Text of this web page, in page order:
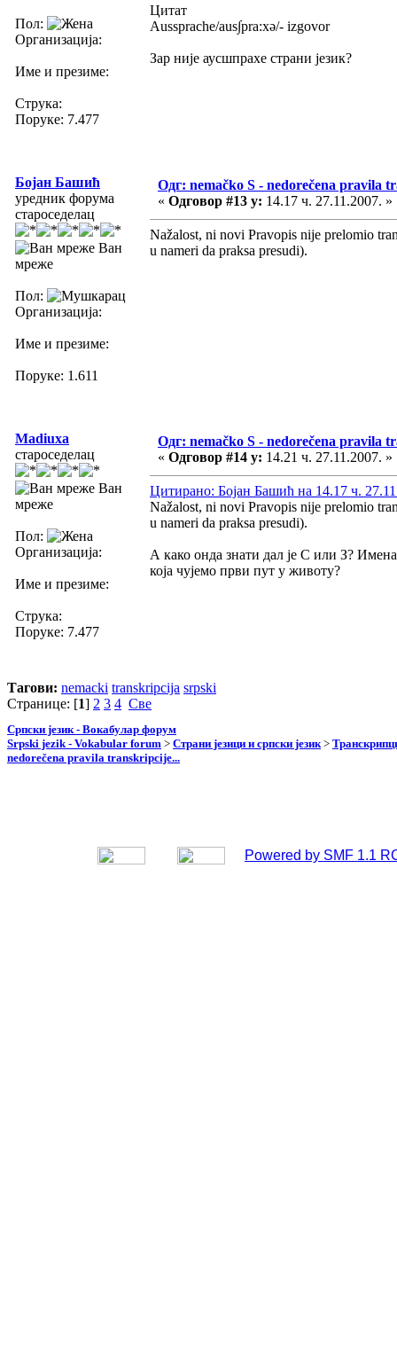
Пол:
Организација:
Име и презиме:
Струка:
Поруке: 7.477
Цитат
Aussprache/aus∫pra:xə/- izgovor
Зар није аусшпрахе страни језик?
Бојан Башић
уредник форума
староседелац
Ван
мреже
Пол:
Организација:
Име и презиме:
Поруке: 1.611
Одг: nemačko S - nedorečena pravila
« Одговор #13 у: 14.17 ч. 27.11.2007. »
Nažalost, ni novi Pravopis nije prelomio
u nameri da praksa presudi).
Madiuxa
староседелац
Ван
мреже
Пол:
Организација:
Име и презиме:
Струка:
Поруке: 7.477
Одг: nemačko S - nedorečena pravila
« Одговор #14 у: 14.21 ч. 27.11.2007. »
Цитирано: Бојан Башић на 14.17 ч.
Nažalost, ni novi Pravopis nije prelomio
u nameri da praksa presudi).
А како онда знати дал је С или З?
која чујемо први пут у животу?
Тагови: nemacki transkripcija srpski
Странице: [1] 2 3 4 Све
Српски језик - Вокабулар форум
Srpski jezik - Vokabular forum > Страни језици и српски језик>
nedorečena pravila transkripcije...
Powered by SMF 1.1